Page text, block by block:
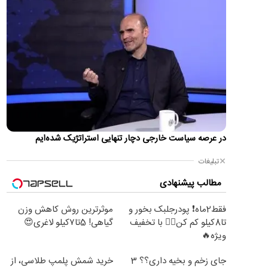
حادثه امنیتی برای بالگرد دونالد ترامپ پس از آن رخ داد که
Marine One در ۴ آگوست از فرودگاه الیپس خارج شد، در حالی
این گزارش به روز می‌شود...
اطلاعات تازه از شنیده شدن صدای انفجار در بحرین
برخی منابع عربی شنیدن صدای انفجار در کشور بحرین را تایید
کردند.
تصاویر؛ رونق بازار سبز شیراز
با آغاز فصل برداشت غوره در شیراز، کارگاه‌های سنتی آبغوره‌گیری بار
دیگر رونق گرفته‌اند. تهیه آبغوره تازه از غوره‌های…
تصاویر ماهواره‌ای از نشت نفت کشتی یونانی در تنگه
هرمز
کند، هدف حمله قرار گرفت.
قیمت جدید بنزین سوپر اعلام شد
بوده و نرخ عرضه ۸۴۶ هزار ریال است.
در عرصه سیاست خارجی دچار تنهایی استراتژیک شده‌ایم
تبلیغات
مطالب پیشنهادی
فقط2ماه❗ پودرجلبک بخور و
تا8کیلو کم کن👌🏻 با تخفیف
ویژه🔥
موثرترین روش کاهش وزن
گیاهی! 5تا۷کیلو لاغری😍
جای زخم و بخیه داری؟؟ 3
خرید شمش پلمپ طلاسی، از